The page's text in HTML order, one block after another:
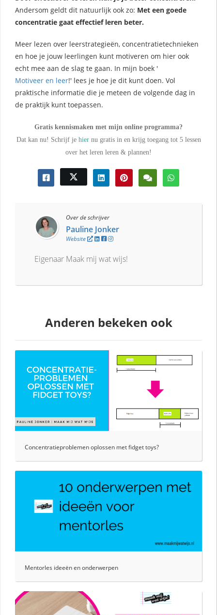
Andersom geldt dit natuurlijk ook zo: Met een goede
concentratie gaat effectief leren beter.
Meer lezen over leerstrategieën, concentratietechnieken
en hoe je jouw leerlingen kunt motiveren om hier ook
echt mee aan de slag te gaan. In mijn boek '
Motiveer en leer!' lees je hoe je dit kunt doen. Vol
praktische informatie die je meteen de volgende dag in
de praktijk kunt toepassen.
Gratis kennismaken met mijn online programma?
Dat kan nu! Schrijf je hiernu gratis in en krijg toegang tot 5 lessen
over het leren leren & plannen!
Over de schrijver
Pauline Jonker
Website
Eigenaar Maak mij wat wijs!
Anderen bekeken ook
Concentratieproblemen oplossen met fidget toys?
Mentorles ideeën en onderwerpen